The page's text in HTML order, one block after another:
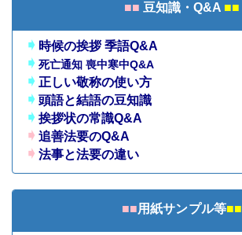
■■ 豆知識・Q&A ■■
➧ 時候の挨拶 季語Q&A
➧死亡通知 喪中寒中Q&A
➧正しい敬称の使い方
➧頭語と結語の豆知識
➧挨拶状の常識Q&A
➧追善法要のQ&A
➧法事と法要の違い
■■用紙サンプル等■■